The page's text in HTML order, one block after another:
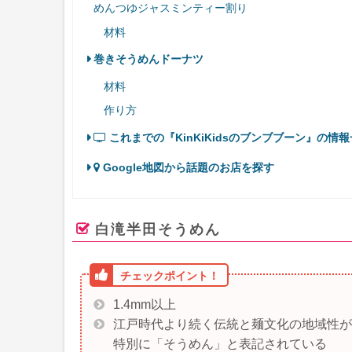
めんつゆジャスミンティー割り
材料
巻きそうめんドーナツ
材料
作り方
これまでの『KinKiKidsのブンブブーン』の情報
Google地図から話題のお店を探す
白滝半田そうめん
1.4mm以上
江戸時代より続く伝統と麺文化の地域性
特別に「そうめん」と表記されている